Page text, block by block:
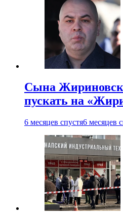
Сына
пускать на
6 месяцев спустя6 месяцев